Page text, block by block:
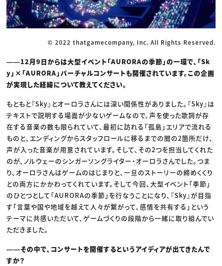
© 2022 thatgamecompany, Inc. All Rights Reserved.
――12月9日からは大型イベント「AURORAの季節」の一環で、「Sk
y」×「AURORA」バーチャルコンサートも開催されています。この企画
が実現した経緯について教えてください。
もともと『Sky』とオーロラさんには深い関係性がありました。『Sky』は
テキストで説明する場面が少ないゲームなので、声を使った歌詞が存
在する音楽の数も限られていて、最初に訪れる「孤島」エリアで流れる
ものと、エンディングからスタッフロールに移るまでの間の2箇所だけ、
声が入った音楽が用意されています。そして、その2つを担当してくれた
のが、ノルウェーのシンガーソングライター・オーロラさんでした。つま
り、オーロラさんはゲームのはじまりと、一旦のストーリーの締めくくり
との両方にかかわってくれています。そして今回、大型イベント「季節」
のひとつとして「AURORAの季節」を行なうことになり、『Sky』が目指
す「言葉や国や地域を越えて人々が繋がって、感情を共有する」という
テーマに共感いただいて、ゲームづくりの段階から一緒に取り組んでい
ただきました。
――その中で、コンサートを開催するというアイディアが出てきたんで
すか？